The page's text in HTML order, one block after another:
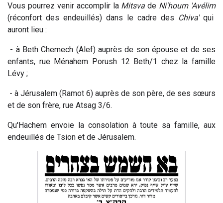
Vous pourrez venir accomplir la Mitsvade Ni'houm 'Avélim
(réconfort des endeuillés) dans le cadre des Chiva' qui
auront lieu :
- à Beth Chemech (Alef) auprès de son épouse et de ses
enfants, rue Ménahem Porush 12 Beth/1 chez la famille
Lévy ;
- à Jérusalem (Ramot 6) auprès de son père, de ses sœurs
et de son frère, rue Atsag 3/6.
Qu'Hachem envoie la consolation à toute sa famille, aux
endeuillés de Tsion et de Jérusalem.